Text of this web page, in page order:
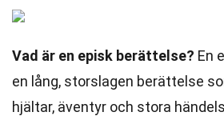
Vad är en episk berättelse? En
en lång, storslagen berättelse
hjältar, äventyr och stora